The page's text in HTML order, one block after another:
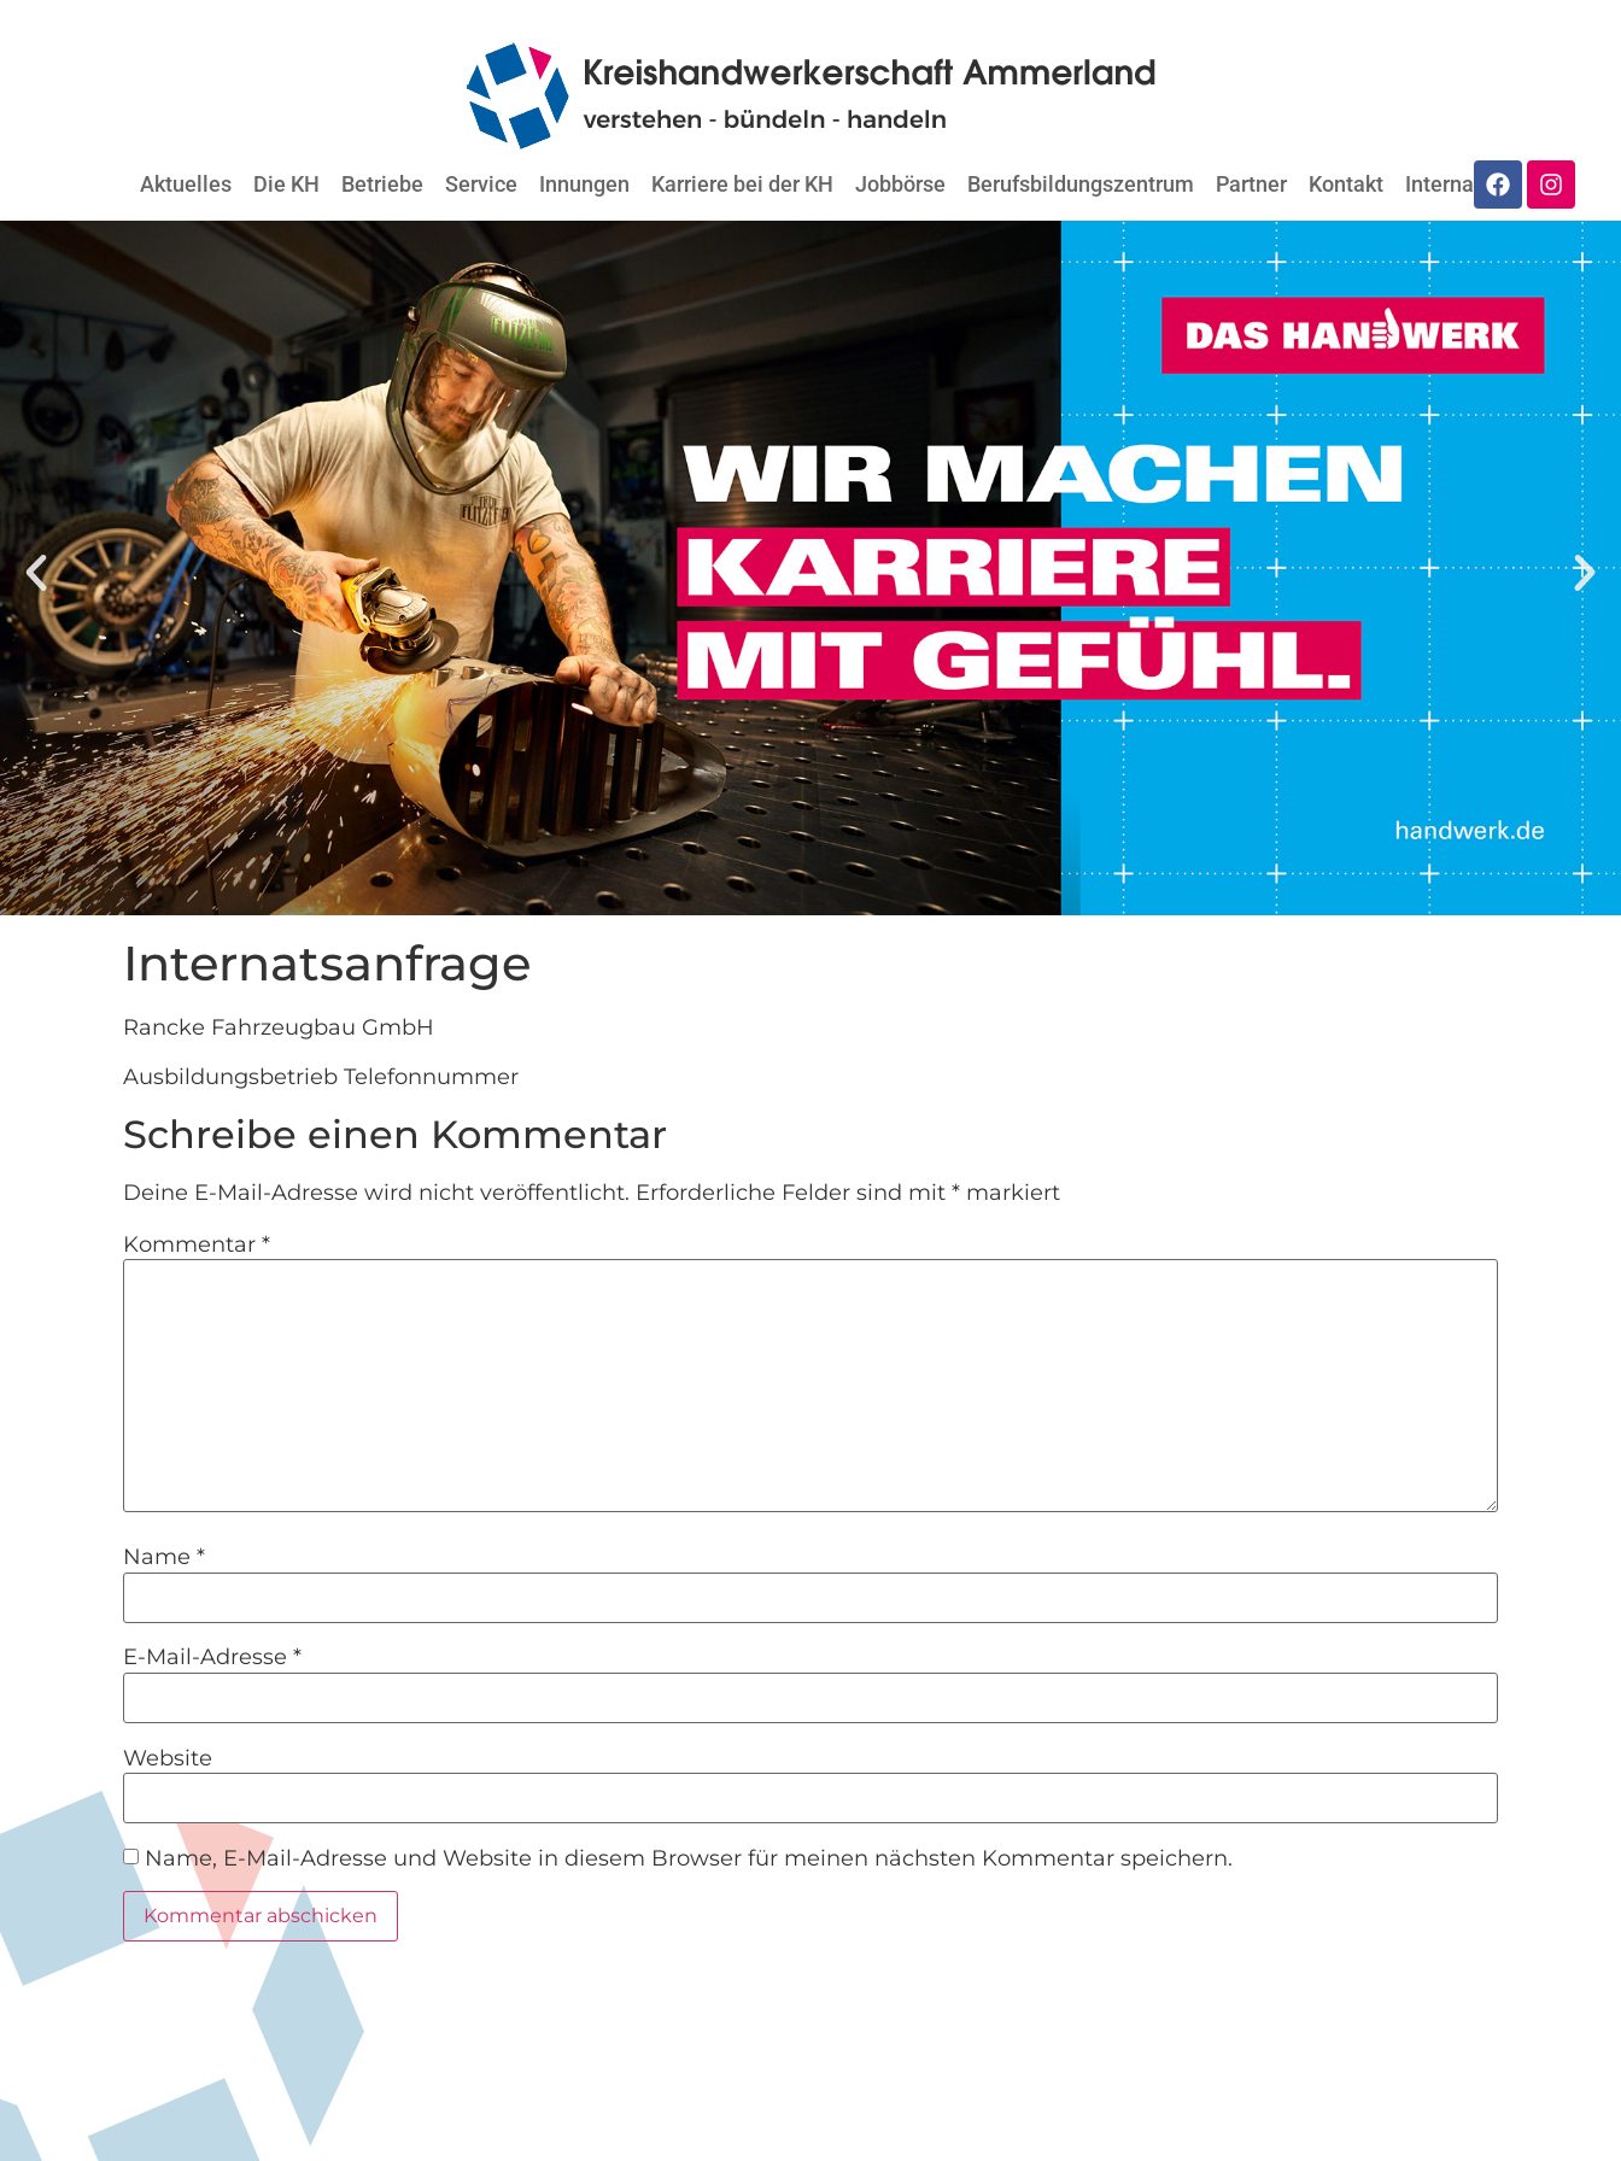
Aktuelles Die KH Betriebe Service Innungen Karriere bei der KH Jobbörse Berufsbildungszentrum Partner Kontakt Internat
Internatsanfrage
Rancke Fahrzeugbau GmbH
Ausbildungsbetrieb Telefonnummer
Schreibe einen Kommentar
Deine E-Mail-Adresse wird nicht veröffentlicht. Erforderliche Felder sind mit * markiert
Kommentar *
Name *
E-Mail-Adresse *
Website
Name, E-Mail-Adresse und Website in diesem Browser für meinen nächsten Kommentar speichern.